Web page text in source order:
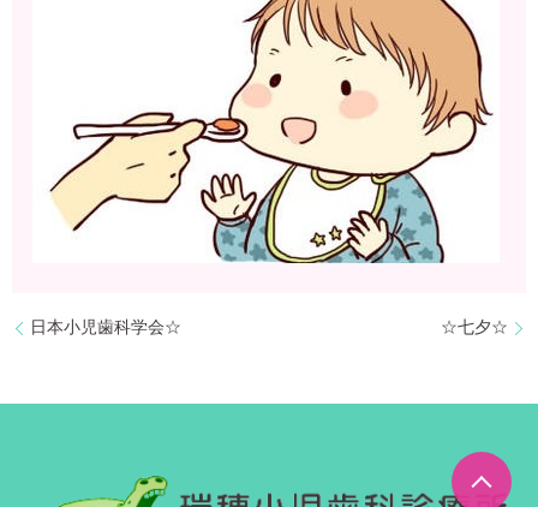
日本小児歯科学会☆ ☆七夕☆